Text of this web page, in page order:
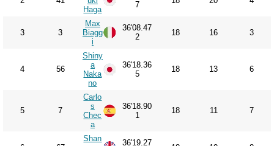
Haga
7
3 3
Max
Biagg
i
36'08.47
2
18 16 3
4 56
Shiny
a
Naka
no
36'18.36
5
18 13 6
5 7
Carlo
s
Chec
a
36'18.90
1
18 11 7
Shan
36'19.27